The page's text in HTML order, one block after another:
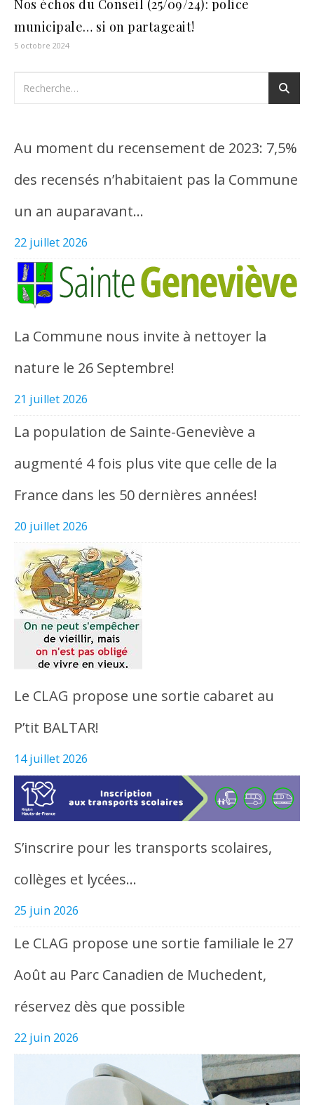
Nos échos du Conseil (25/09/24): police
municipale… si on partageait!
5 octobre 2024
Au moment du recensement de 2023: 7,5%
des recensés n’habitaient pas la Commune
un an auparavant…
22 juillet 2026
La Commune nous invite à nettoyer la
nature le 26 Septembre!
21 juillet 2026
La population de Sainte-Geneviève a
augmenté 4 fois plus vite que celle de la
France dans les 50 dernières années!
20 juillet 2026
Le CLAG propose une sortie cabaret au
P’tit BALTAR!
14 juillet 2026
S’inscrire pour les transports scolaires,
collèges et lycées…
25 juin 2026
Le CLAG propose une sortie familiale le 27
Août au Parc Canadien de Muchedent,
réservez dès que possible
22 juin 2026